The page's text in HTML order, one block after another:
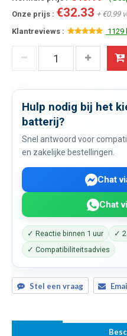
Onze prijs : €32.33 + €0.99
Klantreviews :
1129
Hulp nodig bij het
batterij?
Snel antwoord voor
en zakelijke bestellingen.
Chat
Chat
✓ Reactie binnen 1 uur
✓
✓ Compatibiliteitsadvies
Stel een vraag